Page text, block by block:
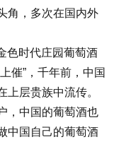
角，多次在国内外
”，千年前，中国
上层贵族中流传。
，中国的葡萄酒也
中国自己的葡萄酒